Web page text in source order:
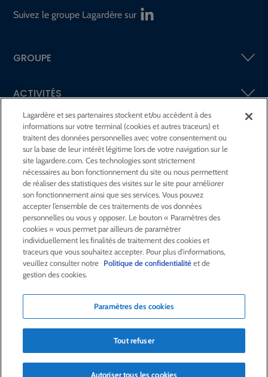
Suivez le groupe Lagardère sur
GROUPE
ACTIVITÉS
ACTIONNAIRES &INVESTISSEURS
LA RSECHEZ LAGARDÈRE
LA FONDATIONJEAN‑LUC LAGARDÈRE
CENTRE PRESSE
NOUS REJOINDRE
Alerte e-mail
Commande de publication
Plan du site
Nous contacter
Mentions légales
Politique de confidentialité
Déclaration d’accessibilité
Lagardère et ses partenaires stockent et/ou accèdent à des
informations sur votre terminal (cookies et autres traceurs) et
traitent des données personnelles avec votre consentement ou
sur la base de leur intérêt légitime lors de votre navigation sur le
site lagardere.com. Ces technologies sont strictement
nécessaires au bon fonctionnement du site ou nous permettent
de réaliser des statistiques des visites sur le site pour améliorer
son fonctionnement ainsi que ses services. Vous pouvez
accepter l’ensemble de ces traitements de vos données
personnelles ou vous y opposer. Le bouton « Paramètres des
cookies » vous permet par ailleurs de paramétrer
individuellement les finalités de traitement des cookies et
traceurs que vous souhaitez accepter. Pour plus d'informations,
veuillez consulter notre Politique de confidentialitéet de
gestion des cookies.
Paramètres des cookies
Tout refuser
Autoriser tous les cookies